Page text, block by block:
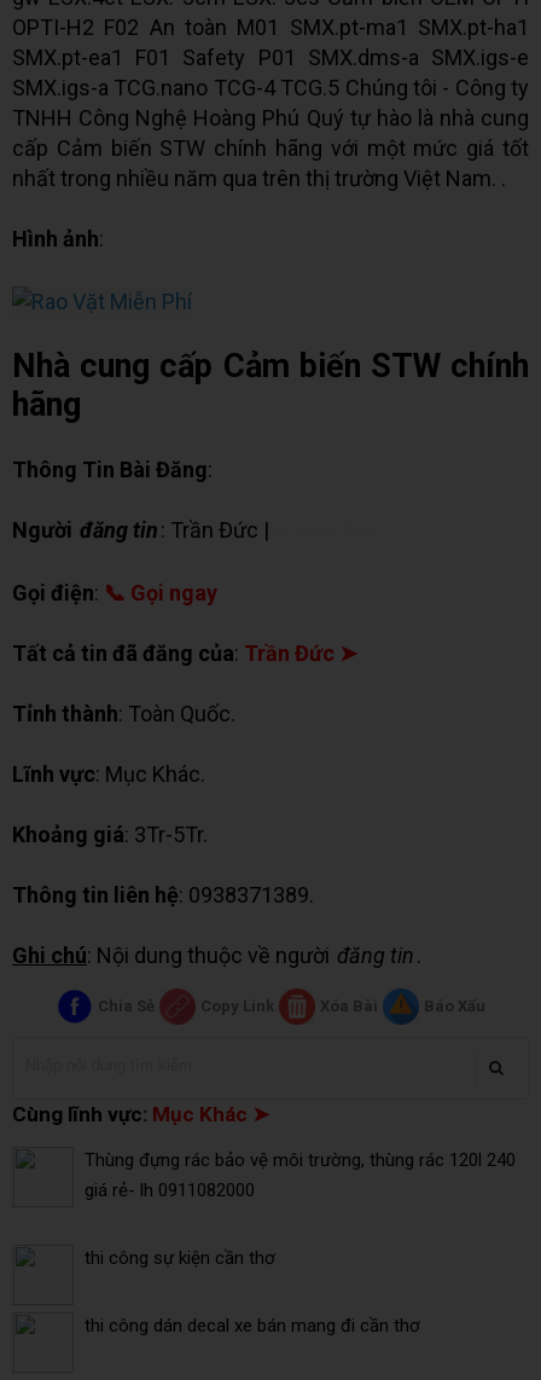
OPTI-H2 F02 An toàn M01 SMX.pt-ma1 SMX.pt-ha1
SMX.pt-ea1 F01 Safety P01 SMX.dms-a SMX.igs-e
SMX.igs-a TCG.nano TCG-4 TCG.5 Chúng tôi - Công ty
TNHH Công Nghệ Hoàng Phú Quý tự hào là nhà cung
cấp Cảm biến STW chính hãng với một mức giá tốt
nhất trong nhiều năm qua trên thị trường Việt Nam. .
Hình ảnh:
Nhà cung cấp Cảm biến STW chính
hãng
Thông Tin Bài Đăng:
Người đăng tin: Trần Đức |
Gọi điện: 📞 Gọi ngay
Tất cả tin đã đăng của: Trần Đức ➤
Tỉnh thành: Toàn Quốc.
Lĩnh vực: Mục Khác.
Khoảng giá: 3Tr-5Tr.
Thông tin liên hệ: 0938371389.
Ghi chú: Nội dung thuộc về người đăng tin.
Chia Sẻ Copy Link Xóa Bài Báo Xấu
Cùng lĩnh vực: Mục Khác ➤
Thùng đựng rác bảo vệ môi trường, thùng rác 120l 240
giá rẻ- lh 0911082000
thi công sự kiện cần thơ
thi công dán decal xe bán mang đi cần thơ